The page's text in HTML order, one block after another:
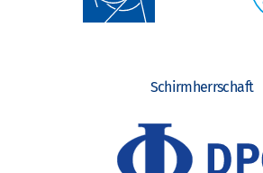
Schirmherrschaft